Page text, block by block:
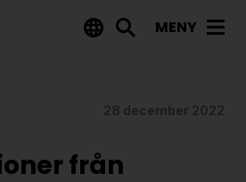
MENY
Nyheter
28 december 2022
från